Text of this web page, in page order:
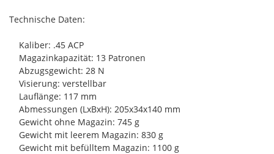
Technische Daten:
Kaliber: .45 ACP
Magazinkapazität: 13 Patronen
Abzugsgewicht: 28 N
Visierung: verstellbar
Lauflänge: 117 mm
Abmessungen (LxBxH): 205x34x140 mm
Gewicht ohne Magazin: 745 g
Gewicht mit leerem Magazin: 830 g
Gewicht mit befülltem Magazin: 1100 g